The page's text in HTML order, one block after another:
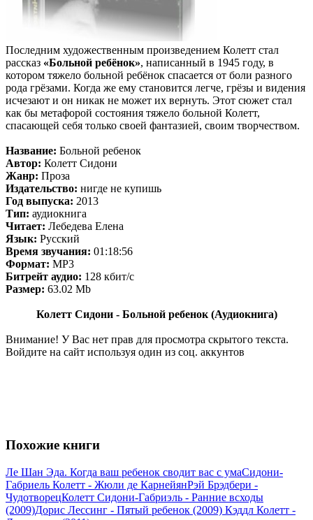
Последним художественным произведением Колетт стал
рассказ «Больной ребёнок», написанный в 1945 году, в
котором тяжело больной ребёнок спасается от боли разного
рода грёзами. Когда же ему становится легче, грёзы и видения
исчезают и он никак не может их вернуть. Этот сюжет стал
как бы метафорой состояния тяжело больной Колетт,
спасающей себя только своей фантазией, своим творчеством.
Название: Больной ребенок
Автор: Колетт Сидони
Жанр: Проза
Издательство: нигде не купишь
Год выпуска: 2013
Тип: аудиокнига
Читает: Лебедева Елена
Язык: Русский
Время звучания: 01:18:56
Формат: MP3
Битрейт аудио: 128 кбит/c
Размер: 63.02 Мb
Колетт Сидони - Больной ребенок (Аудиокнига)
Внимание! У Вас нет прав для просмотра скрытого текста.
Войдите на сайт используя один из соц. аккунтов
Похожие книги
Ле Шан Эда. Когда ваш ребенок сводит вас с умаСидони-
Габриель Колетт - Жюли де КарнейянРэй Брэдбери -
ЧудотворецКолетт Сидони-Габриэль - Ранние всходы
(2009)Дорис Лессинг - Пятый ребенок (2009) Кэддл Колетт -